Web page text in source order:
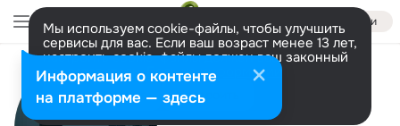
Войти
Мы используем cookie-файлы, чтобы улучшить
сервисы для вас. Если ваш возраст менее 13 лет,
настроить cookie-файлы должен ваш законный
представитель. Больше информации
Разрешить все Настроить
Исполнитель
Syman Jungors
Информация о контенте
на платформе — здесь